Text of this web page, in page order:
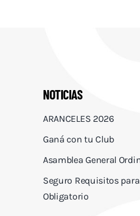
NOTICIAS
ARANCELES 2026
Ganá con tu Club
Asamblea General
Seguro Requisitos
Obligatorio